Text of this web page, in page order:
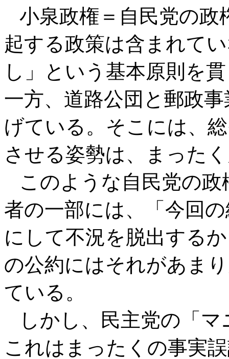
小泉政権＝自民党の政
起する政策は含まれて
し」という基本原則を
一方、道路公団と郵政
げている。そこには、
させる姿勢は、まった
このような自民党の政
者の一部には、「今回
にして不況を脱出する
の公約にはそれがあま
ている。
しかし、民主党の「マ
これはまったくの事実